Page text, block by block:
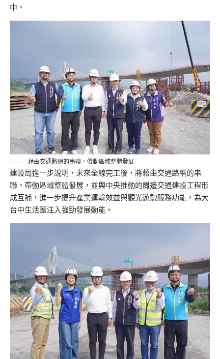
中。
藉由交通路網的串聯，帶動區域整體發展
建設局進一步說明，未來全線完工後，將藉由交通路網的串
聯，帶動區域整體發展，並與中央推動的周邊交通建設工程形
成互補，進一步提升產業運輸效益與觀光遊憩服務功能，為大
台中生活圈注入強勁發展動能。